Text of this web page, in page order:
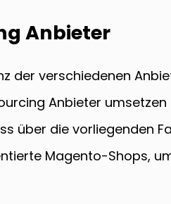
Anbieter
der verschiedenen
Anbieter
die vorliegenden
Magento-Shops,